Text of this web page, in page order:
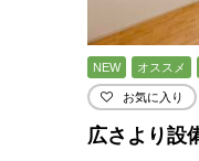
NEW オススメ
お気に入り
広さより設